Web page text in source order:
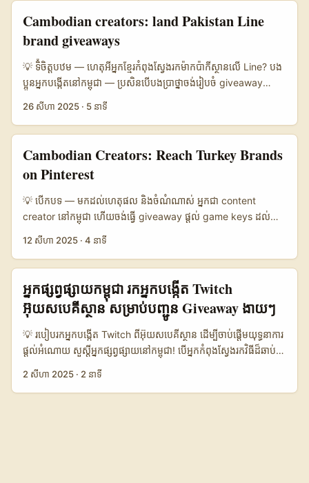
វីដេអូឌីជីថល (OpenPR) ដើម្បីជួយអ្នករៀបចំ pitch មួយដែលមាន
លក្ខណៈពាក់ព័ន្ធច្បាស់ទៅកាន់ម៉ាកកាណាដា។ 📊 ទិដ្ឋភាពទិន្នន័យ (Data
Snapshot) 🧩 Metric Option A Option B Option C 👥
Monthly Active 250.000.000 1.000.000.000
600.000.000 📈 Estimated Giveaway Engagement 6% 4%
3.5% 💰 Avg CPM (est.) ¥18 ¥25 ¥30 🌍 Canada Reach
សង្ខេប — Option A ជា Kuaishou (កម្រិតមូលដ្ឋានជា​អា​ស៊ី), Option
B ជា TikTok, Option C ជា Instagram Reels. ខណៈ TikTok និង
Instagram មានការចាប់អារម្មណ៍ខ្លាំងក្នុងតំបន់អង់ត្លា/អាមេរិក,
Kuaishou ពេញនិយមក្នុងអតិថិជនអាស៊ី និងផ្តោតលើការទស្សន៍
ត្រៀមទិញពីផ្ទាល់ (livestream commerce) ហើយដោយសារ AI និង
ឧបករណ៍ផ្សព្វផ្សាយវាមាន engagement ល្អក្នុងដំណើរការក្លែងក្លាយ—
អ្នកប្រើ Josh នៅអាមេរិកឡូយ (regional niches) ត្រូវបានគេចាប់
អារម្មណ៍ដោយខ្លះ — មិនដូច TikTok ដែលមានសាកលភាពខ្លាំងទេ —
ហើយនេះបើកទ្វារ “ក្រងផ្សារតំបន់” ដែលម៉ាកអារ্জេនទីនចង់ពង្រីក។ ការ
ធ្វើ giveaway ជាមួយម៉ាកអន្តរជាតិក្នុង Josh មិនមែនជាការសំណាងទេ
— វាត្រូវការយុទ្ធសាស្ត្រល្អ, សេចក្តីជូនដំណឹងច្បាស់, និងការសម្របសម្រួល
ផ្នែកដឹកជញ្ជូន/ពន្ធ។ អត្ថបទនេះបង្ហាញវិធីបីផ្លូវ — រួមមានការស្រាវជ្រាវ, ការ
ទាក់ទងផ្ទាល់ និងការដាក់សំណើ giveaway ឲ្យមានគុណភាព — អកុសល
ភ្លាមៗ។ 📊 តារាងទិន្នន័យ Snapshot: ប្រៀបធៀប Platform សម្រាប់
ទាក់ទងម៉ាកអន្តរជាតិ 🧩 Metric Josh TikTok Instagram 👥
Conversion 9% 12% 8% 💬 Avg Engagement 8% 15% 9% 💸
Brand Fees Low Medium High 🌍 Regional Focus Argentina
& LatAm Global Global / Visual តារាងខាងលើបង្ហាញភាពខុសគ្នា
outreach ទៅម៉ាកអន្តរជាតិ។ Josh គឺមានកំណត់អ្នកប្រើតំបន់
(Argentina/LatAm) ដូច្នេះវាជាកន្លែងល្អសម្រាប់ម៉ាកដែលចង់ផ្តោតលើទី
ផ្សារជាក់លាក់; TikTok មាន conversion និង engagement ខ្ពស់
ជាងគេ ប៉ុន្តែថ្លៃលំហូរមិនត្រឹមត្រូវសម្រាប់គ្រប់ប្រភេទបទពិសោធន៍;
Instagram មានលក្ខណៈ visual និង agency-driven ដូច្នេះម៉ាកធំៗ
ចូលចិត្តប្រើសម្រាប់ branding។ ជ្រើសរើស platform អាស្រ័យលើ
គោលដៅនិងខ្នាតនៃ giveaway របស់អ្នក។ ...
Cambodian creators: land Pakistan Line
brand giveaways
💡 ទិំចិត្តបឋម — ហេតុអីអ្នកខ្មែរ​កំពុងស្វែងរកម៉ាកប៉ាកីស្ថានលើ Line? បង
ប្អូនអ្នកបង្កើតនៅកម្ពុជា — ប្រសិនបើបងប្រាថ្នាចង់រៀបចំ giveaway
នេះនឹងជួយបំបែកសถานភាព​ទាំងពីរ, បង្ហាញពហុ​វិធីសាស្រ្ត និងgive
practical script + outreach templates ដែលអ្នកអាចប្រើបាន
ភ្លាមៗ។ ប្លុកនេះផ្អែកលើការសង្កេតសង្គម, ឧទាហរណ៍ PK និង live
commerce ដែលផ្លាស់ប្ដូរទីផ្សារ (MOMO បានចាប់ផ្តើម Emoji PK; YY
បានប្រើ PK ក្នុង talent shows; និងព្រឹត្តិការណ៍ KamiSempoi នៅ
ម៉ាលេស៊ីបានធ្វើ PK ផ្ទាល់លើឆាក) — ឧទាហរណ៍ទាំងនេះបង្ហាញថាម៉ាក
ចូលចិត្ត format ដែលមានភាពចលនា, ចាប់អារម្មណ៍បានខ្លាំង និងមាន
ដែលដើរអាំងជាមួយនឹងភាព local និងទំនុកចិត្តទៅលើ data ជាក់ស្តែងនឹង
មានសក្តានុពលខ្លាំងជាងសារាផ្សព្វផ្សាយទូទៅ។ ...
26 សីហា 2025 · 5 នាទី
Cambodian Creators: Reach Turkey Brands
on Pinterest
💡 បើក​បទ — មកដល់ហេតុផល និងចំណំណាស់ អ្នកជា content
creator នៅ​កម្ពុជា ហើយចង់ធ្វើ giveaway ផ្តល់ game keys ដល់
ឡើង៖ តើ Pinterest ប្រើសម្រាប់ទាក់ទងម៉ាកទួรกីបានល្អទេ? តើ
ម៉ាកទួรกីពេញចិត្តប្តូរជាមួយ creators ខ្នាត​តូចពីកម្ពុជា? តើរបៀប pitch
ឲ្យទាក់ទាញ? អត្ថបទនេះស្តីពី tactical playbook ដែលអាចអនុវត្តបាន
— រួមបញ្ចូលការស្រាវជ្រាវលើទីផ្សារ, ขั้นตอนសរសេរ outreach, យុទ្ធ
សាស្ត្រក្រៅបណ្តាញ ដូចជាការប្រើ Instagram/LinkedIn ជាកន្លែងវិល
តម្រង់, ហើយមានឧទាហរណ៍ពេញលេញពីការប្រតិបត្តិ nyata ដែល
យើងយកពីសារៈសំខាន់ក្នុងសំណុំឯកសារ។ នៅចុងស្រាយ អ្នកនឹងមាន
checklist រៀបចំបុគ្គលិក (DM template, email template, prize
12 សីហា 2025 · 4 នាទី
អ្នកផ្សព្វផ្សាយកម្ពុជា រកអ្នកបង្កើត Twitch
អ៊ុយសបេគីស្ថាន សម្រាប់បញ្ជូន Giveaway ងាយៗ
💡 របៀបរកអ្នកបង្កើត Twitch ពីអ៊ុយសបេគីស្ថាន ដើម្បីចាប់ផ្តើមយុទ្ធនាការ
ផ្ដល់អំណោយ សួស្តីអ្នកផ្សព្វផ្សាយនៅកម្ពុជា! បើអ្នកកំពុងស្វែងរកវិធីដ៏ឆាប់
2 សីហា 2025 · 2 នាទី